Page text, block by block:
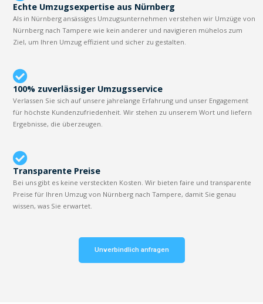
Echte Umzugsexpertise aus Nürnberg
Als in Nürnberg ansässiges Umzugsunternehmen verstehen wir Umzüge von
Nürnberg nach Tampere wie kein anderer und navigieren mühelos zum
Ziel, um Ihren Umzug effizient und sicher zu gestalten.
100% zuverlässiger Umzugsservice
Verlassen Sie sich auf unsere jahrelange Erfahrung und unser Engagement
für höchste Kundenzufriedenheit. Wir stehen zu unserem Wort und liefern
Ergebnisse, die überzeugen.
Transparente Preise
Bei uns gibt es keine versteckten Kosten. Wir bieten faire und transparente
Preise für Ihren Umzug von Nürnberg nach Tampere, damit Sie genau
wissen, was Sie erwartet.
Unverbindlich anfragen